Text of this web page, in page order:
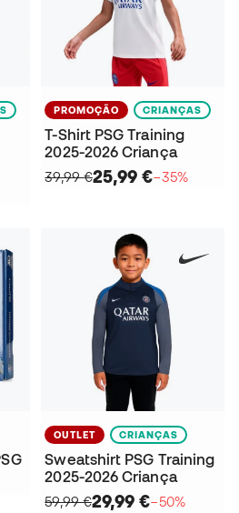
PROMOÇÃO CRIANÇAS
T-Shirt PSG Training
2025-2026 Criança
39,99 €25,99 €−35%
OUTLET CRIANÇAS
Sweatshirt PSG Training
2025-2026 Criança
59,99 €29,99 €−50%